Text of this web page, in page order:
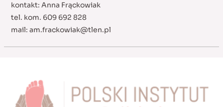
kontakt: Anna Frąckowiak
tel. kom. 609 692 828
mail: am.frackowiak@tlen.pl